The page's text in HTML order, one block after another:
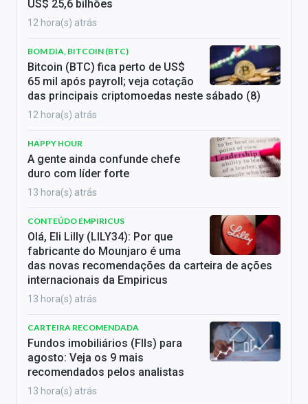
US$ 25,6 bilhões
12 hora(s) atrás
BOM DIA, BITCOIN (BTC)
Bitcoin (BTC) fica perto de US$
65 mil após payroll; veja cotação
das principais criptomoedas neste sábado (8)
12 hora(s) atrás
HAPPY HOUR
A gente ainda confunde chefe
duro com líder forte
13 hora(s) atrás
CONTEÚDO EMPIRICUS
Olá, Eli Lilly (LILY34): Por que
fabricante do Mounjaro é uma
das novas recomendações da carteira de ações
internacionais da Empiricus
13 hora(s) atrás
CARTEIRA RECOMENDADA
Fundos imobiliários (FIIs) para
agosto: Veja os 9 mais
recomendados pelos analistas
13 hora(s) atrás